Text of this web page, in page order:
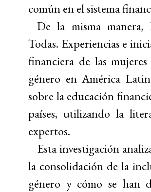
común en el sistema
De la misma manera,
Todas. Experiencias e
financiera de las
género en América
sobre la educación
países, utilizando la
expertos.
Esta investigación
la consolidación de la
género y cómo se han